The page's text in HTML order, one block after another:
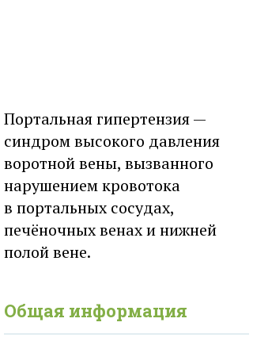
Портальная гипертензия —
синдром высокого давления
воротной вены, вызванного
нарушением кровотока
в портальных сосудах,
печёночных венах и нижней
полой вене.
Общая информация